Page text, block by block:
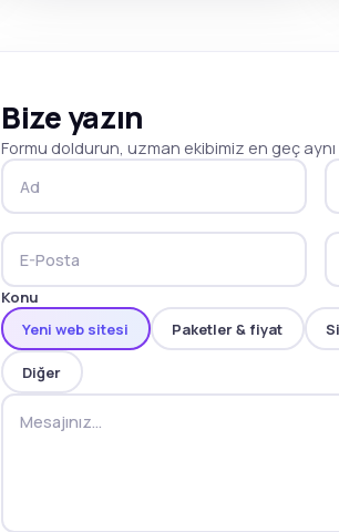
Bize yazın
Formu doldurun, uzman ekibimiz en geç
Konu
Yeni web sitesi
Paketler & fiyat
Diğer